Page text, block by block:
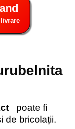
poate fi
de bricolații.